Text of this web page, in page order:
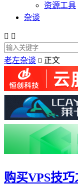
资源工具
杂谈
 
老左杂谈  正文
购买VPS技